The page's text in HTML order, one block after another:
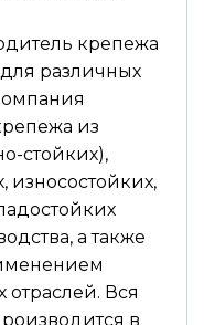
крепежа
различных
из
стойких),
износостойких,
а также
отраслей. Вся
в